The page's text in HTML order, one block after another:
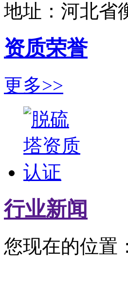
地址：河北省
资质荣誉
更多>>
行业新闻
您现在的位置：